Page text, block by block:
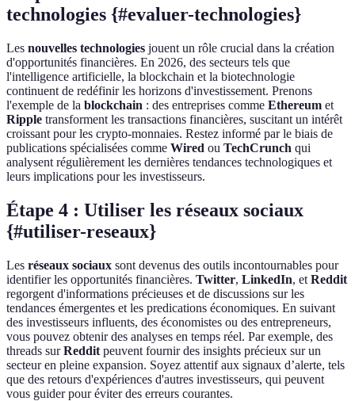
technologies {#evaluer-technologies}
Les nouvelles technologies jouent un rôle crucial dans la création
d'opportunités financières. En 2026, des secteurs tels que
l'intelligence artificielle, la blockchain et la biotechnologie
continuent de redéfinir les horizons d'investissement. Prenons
l'exemple de la blockchain : des entreprises comme Ethereum et
Ripple transforment les transactions financières, suscitant un intérêt
croissant pour les crypto-monnaies. Restez informé par le biais de
publications spécialisées comme Wired ou TechCrunch qui
analysent régulièrement les dernières tendances technologiques et
leurs implications pour les investisseurs.
Étape 4 : Utiliser les réseaux sociaux
{#utiliser-reseaux}
Les réseaux sociaux sont devenus des outils incontournables pour
identifier les opportunités financières. Twitter, LinkedIn, et Reddit
regorgent d'informations précieuses et de discussions sur les
tendances émergentes et les predications économiques. En suivant
des investisseurs influents, des économistes ou des entrepreneurs,
vous pouvez obtenir des analyses en temps réel. Par exemple, des
threads surReddit peuvent fournir des insights précieux sur un
secteur en pleine expansion. Soyez attentif aux signaux d’alerte, tels
que des retours d'expériences d'autres investisseurs, qui peuvent
vous guider pour éviter des erreurs courantes.